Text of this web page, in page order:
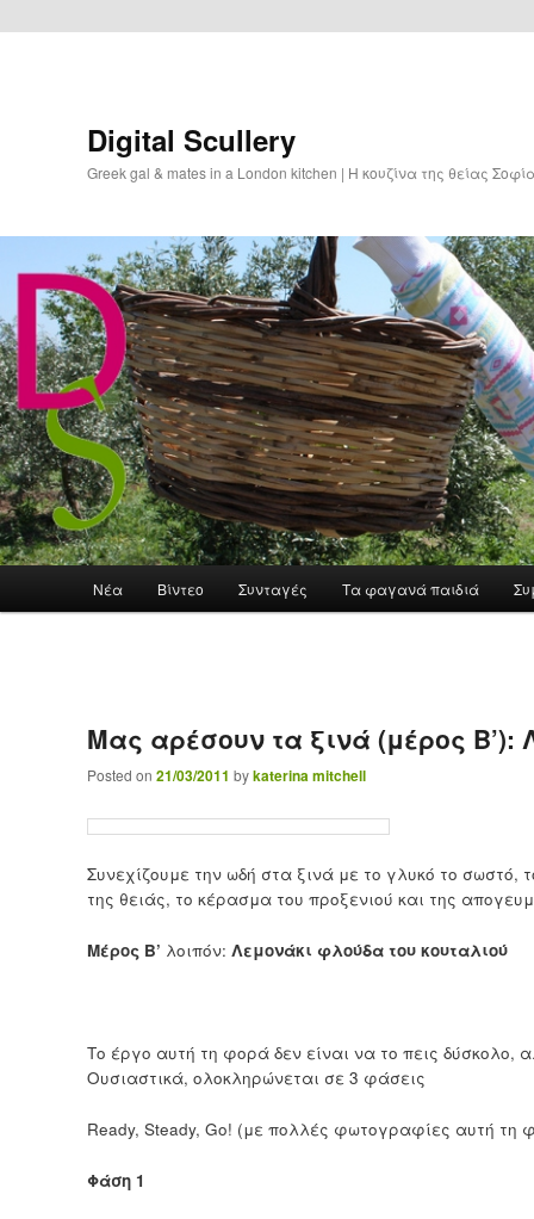
Digital Scullery
Greek gal & mates in a London kitchen | Η κουζίνα της θείας
Skip to primary content
Νέα Βίντεο Συνταγές Τα φαγανά παιδιά
Μας αρέσουν τα ξινά (μέρος Β’):
Posted on 21/03/2011 bykaterina mitchell
Συνεχίζουμε την ωδή στα ξινά με το γλυκό το
της θειάς, το κέρασμα του προξενιού και της
Μέρος Β’ λοιπόν: Λεμονάκι φλούδα του κουταλιού
Το έργο αυτή τη φορά δεν είναι να το πεις δύσκολο,
Ουσιαστικά, ολοκληρώνεται σε 3 φάσεις
Ready, Steady, Go! (με πολλές φωτογραφίες αυτή τη
Φάση 1